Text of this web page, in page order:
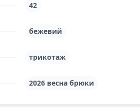
42
бежевий
трикотаж
2026 весна брюки